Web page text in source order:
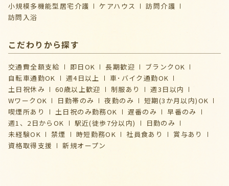
⼩規模多機能型居宅介護
ケアハウス
訪問介護
訪問入浴
こだわりから探す
交通費全額支給 即日OK 長期歓迎
ブランクOK
自転車通勤OK
週4日以上
車･バイク通勤OK
土日祝休み
60歳以上歓迎 制服あり
週3日以内
WワークOK
日勤帯のみ 夜勤のみ
短期(3か月以内)OK
喫煙所あり
土日祝のみ勤務OK 遅番のみ
早番のみ
週1、2日からOK
駅近(徒歩7分以内)
日勤のみ
未経験OK
禁煙 時短勤務OK 社員食あり
賞与あり
資格取得支援
新規オープン